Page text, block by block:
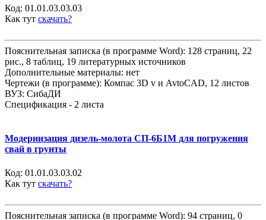
Код: 01.01.03.03.03
Как тут скачать?
Пояснительная записка (в программе Word): 128 страниц, 22
рис., 8 таблиц, 19 литературных источников
Дополнительные материалы: нет
Чертежи (в программе): Компас 3D v и AvtoCAD, 12 листов
ВУЗ: СибаДИ
Спецификация - 2 листа
Модернизация дизель-молота СП-6Б1М для погружения
свай в грунты
Код: 01.01.03.03.02
Как тут скачать?
Пояснительная записка (в программе Word): 94 страниц, 0